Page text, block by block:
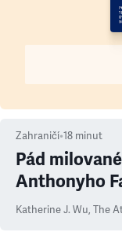
Zahraničí•18 minut
Pád
Anthonyho
Katherine J. Wu, The